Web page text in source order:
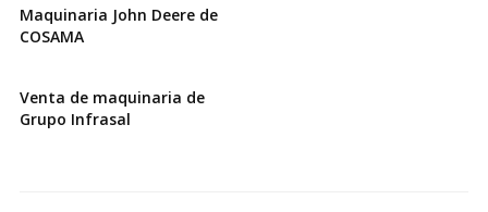
Maquinaria John Deere de
COSAMA
Venta de maquinaria de
Grupo Infrasal